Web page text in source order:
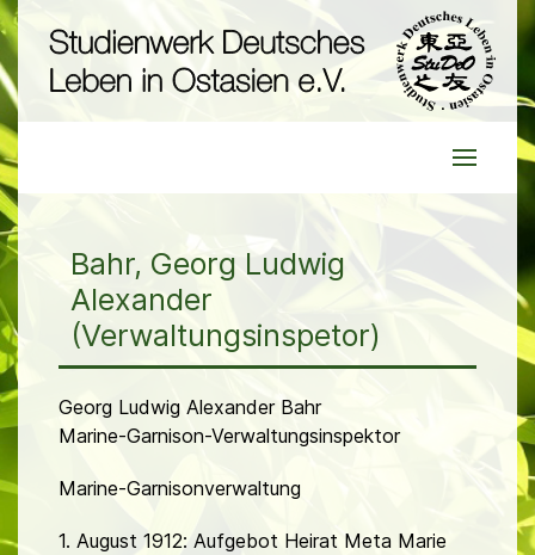
Bahr, Georg Ludwig
Alexander
(Verwaltungsinspetor)
Georg Ludwig Alexander Bahr
Marine-Garnison-Verwaltungsinspektor
Marine-Garnisonverwaltung
1. August 1912: Aufgebot Heirat Meta Marie